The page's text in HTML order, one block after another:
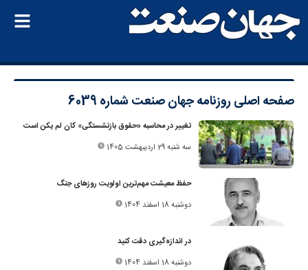
صفحه اصلی روزنامه جهان صنعت شماره 6039
تغییر در محاسبه «حقوق بازنشستگی» کان ‌لم ‌یکن است
سه شنبه 29 اردیبهشت 1405
حفظ معیشت مهم‌ترین اولویت روزهای جنگ
دوشنبه 18 اسفند 1404
در اندازه‌گیری دقت کنید
دوشنبه 18 اسفند 1404